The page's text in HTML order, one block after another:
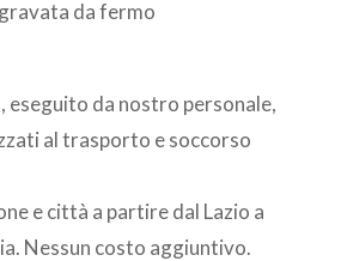
da fermo
da nostro personale,
al trasporto e soccorso
e città a partire dal Lazio a
Nessun costo aggiuntivo.